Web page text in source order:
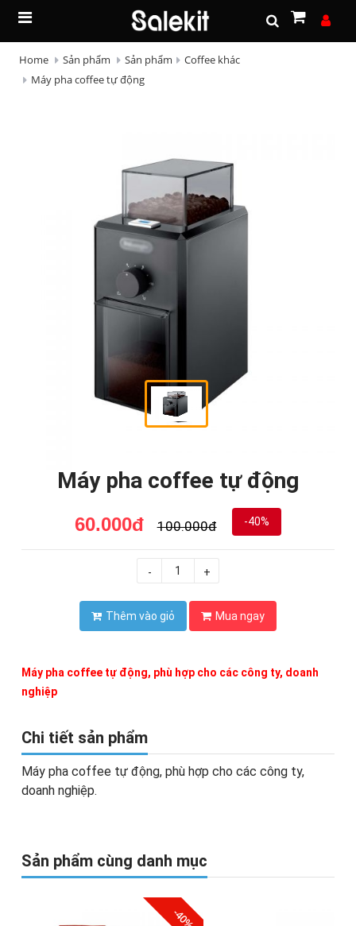
Home Sản phẩm Sản phẩm
Coffee khác
Máy pha coffee tự động
Máy pha coffee tự động
60.000đ 100.000đ -40%
- +
Thêm vào giỏ Mua ngay
Máy pha coffee tự động, phù hợp cho các công ty, doanh
nghiệp
Chi tiết sản phẩm
Máy pha coffee tự động, phù hợp cho các công ty,
doanh nghiệp.
Sản phẩm cùng danh mục
-40%